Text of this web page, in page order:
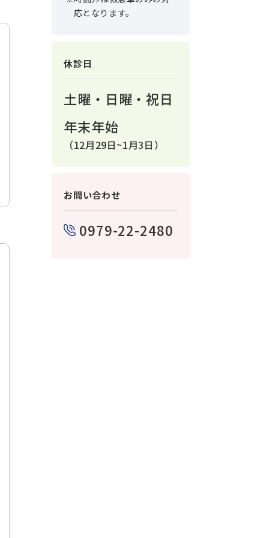
応となります。
休診日
土曜・日曜・祝日
年末年始
（12月29日~1月3日）
お問い合わせ
0979-22-2480